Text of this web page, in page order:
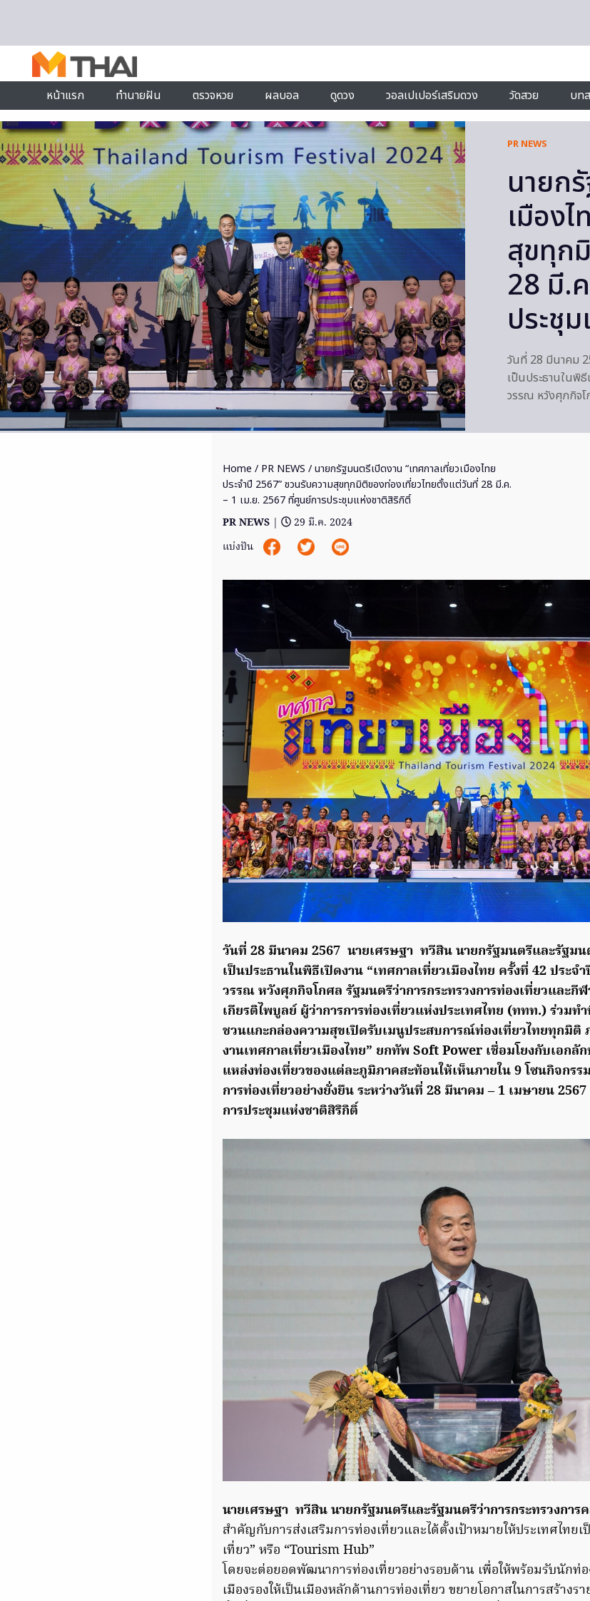
หน้าแรก
ทำนายฝัน ตรวจหวย ผลบอล ดูดวง วอลเปเปอร์เสริมดวง วัดสวย บท
PR NEWS
นายก
เมือง
สุขทุก
28 มี.
ประชุ
วันที่ 28 มีนาคม
เป็นประธานในพิธี
วรรณ หวังศุภกิจ
Home / PR NEWS / นายกรัฐมนตรีเปิดงาน “เทศกาลเที่ยวเมืองไทย
ประจำปี 2567” ชวนรับความสุขทุกมิติของท่องเที่ยวไทยตั้งแต่วันที่ 28 มี.ค.
– 1 เม.ย. 2567 ที่ศูนย์การประชุมแห่งชาติสิริกิติ์
PR NEWS |
29 มี.ค. 2024
แบ่งปัน
วันที่ 28 มีนาคม 2567 นายเศรษฐา ทวีสิน นายกรัฐมนตรีและรัฐมน
เป็นประธานในพิธีเปิดงาน “เทศกาลเที่ยวเมืองไทย ครั้งที่ 42 ประจ
วรรณ หวังศุภกิจโกศล รัฐมนตรีว่าการกระทรวงการท่องเที่ยวและกี
เกียรติไพบูลย์ ผู้ว่าการการท่องเที่ยวแห่งประเทศไทย (ททท.) ร่วมท
ชวนแกะกล่องความสุขเปิดรับเมนูประสบการณ์ท่องเที่ยวไทยทุกมิติ
งานเทศกาลเที่ยวเมืองไทย” ยกทัพ Soft Power เชื่อมโยงกับเอกลั
แหล่งท่องเที่ยวของแต่ละภูมิภาคสะท้อนให้เห็นภายใน 9 โซนกิจกร
การท่องเที่ยวอย่างยั่งยืน ระหว่างวันที่ 28 มีนาคม –1 เมษายน
การประชุมแห่งชาติสิริกิติ์
นายเศรษฐา ทวีสิน นายกรัฐมนตรีและรัฐมนตรีว่าการกระทรวงการ
สำคัญกับการส่งเสริมการท่องเที่ยวและได้ตั้งเป้าหมายให้ประเทศไทย
เที่ยว” หรือ “Tourism Hub”
โดยจะต่อยอดพัฒนาการท่องเที่ยวอย่างรอบด้าน เพื่อให้พร้อมรับนัก
เมืองรองให้เป็นเมืองหลักด้านการท่องเที่ยว ขยายโอกาสในการสร้างร